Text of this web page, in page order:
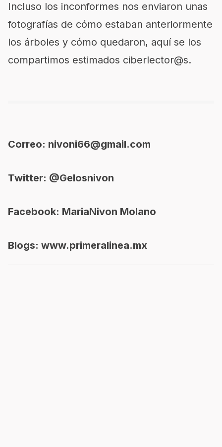
Incluso los inconformes nos enviaron unas
fotografías de cómo estaban anteriormente
los árboles y cómo quedaron, aquí se los
compartimos estimados ciberlector@s.
Correo: nivoni66@gmail.com
Twitter: @Gelosnivon
Facebook: MariaNivon Molano
Blogs: www.primeralinea.mx